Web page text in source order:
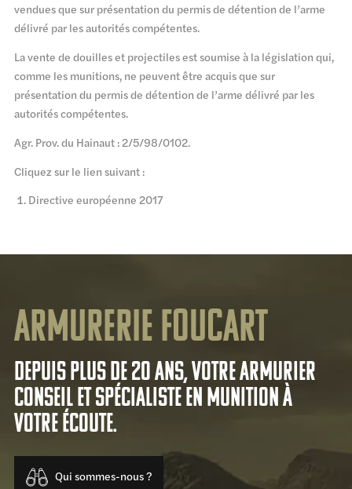
vendues que sur présentation du permis de détention de l’arme
délivré par les autorités compétentes.
La vente de douilles et projectiles est soumise à la législation qui,
comme les munitions, ne peuvent être acquis que sur
présentation du permis de détention de l’arme délivré par les
autorités compétentes.
Agr. Prov. du Hainaut : 2/5/98/0102.
Cliquez sur le lien suivant :
Directive européenne 2017
Armurerie Foucart
Depuis plus de 20 ans, votre armurier
conseil et spécialiste en munition à
votre écoute.
Qui sommes-nous ?